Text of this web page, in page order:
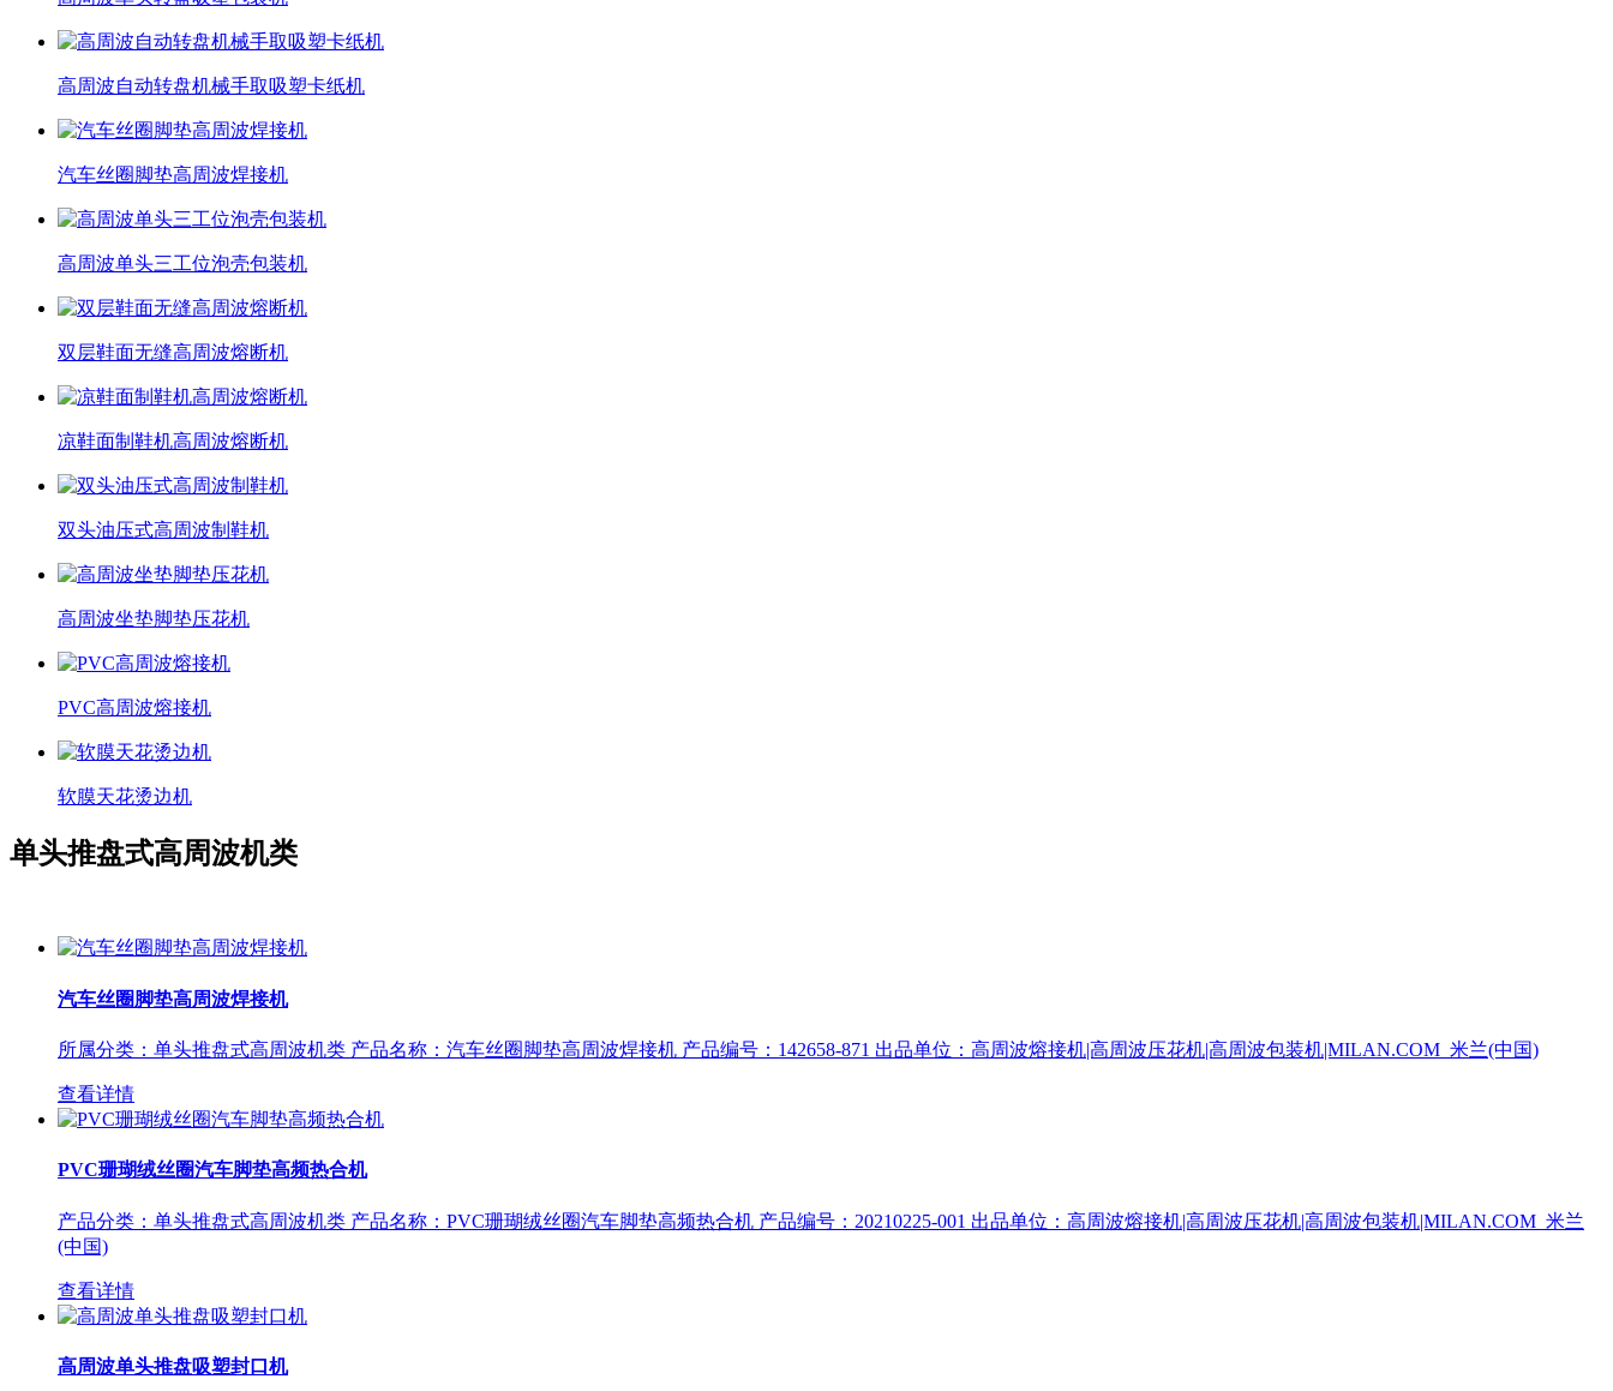
高周波自动转盘机械手取吸塑卡纸机
汽车丝圈脚垫高周波焊接机
高周波单头三工位泡壳包装机
双层鞋面无缝高周波熔断机
凉鞋面制鞋机高周波熔断机
双头油压式高周波制鞋机
高周波坐垫脚垫压花机
PVC高周波熔接机
软膜天花烫边机
单头推盘式高周波机类
汽车丝圈脚垫高周波焊接机
所属分类：单头推盘式高周波机类 产品名称：汽车丝圈脚垫高周波焊接机 产品编号：142658-871 出品单位：高周波熔接机|高周波压花机|高周波包装机|MILAN.COM_米兰(中国)
查看详情
PVC珊瑚绒丝圈汽车脚垫高频热合机
产品分类：单头推盘式高周波机类 产品名称：PVC珊瑚绒丝圈汽车脚垫高频热合机 产品编号：20210225-001 出品单位：高周波熔接机|高周波压花机|高周波包装机|MILAN.COM_米兰
(中国)
查看详情
高周波单头推盘吸塑封口机